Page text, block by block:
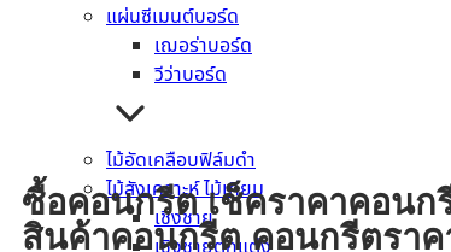
แผ่นซีเมนต์บอร์ด
เฌอร่าบอร์ด
วีว่าบอร์ด
ไม้อัดเคลือบฟิล์มดำ
ไม้สังเคราะห์ ไม้เทียม
เชิงชาย
จระเข้ อีโคชิลด์
อ่านเพิ่ม
ซื้อคอนกรีต เช็คราคาคอนก
สินค้าคอนกรีต คอนกรีตราค